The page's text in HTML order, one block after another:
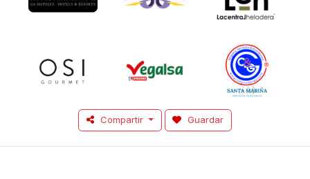
Compartir Guardar